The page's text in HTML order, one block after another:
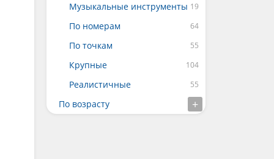
Музыкальные инструменты
По номерам
По точкам
Крупные
Реалистичные
По возрасту